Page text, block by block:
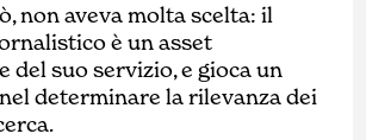
non aveva molta scelta: il
è un asset
del suo servizio, e gioca un
determinare la rilevanza dei